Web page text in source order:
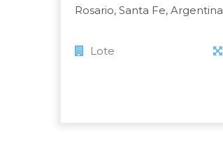
Rosario, Santa Fe, Argentina
Lote